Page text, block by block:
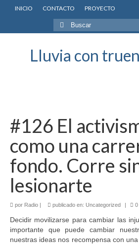
INICIO CONTACTO PROYECTO
Buscar
por:
Lluvia con
#126 El
como una
fondo. Corre
lesionarte
por Radio | publicado en: Uncategorized | 0
Decidir movilizarse para cambiar las
importante que puede cambiar
nuestras ideas nos recompensa con